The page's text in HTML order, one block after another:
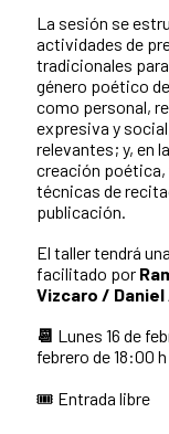
La sesión se
actividades de
tradicionales
género poético
como personal,
expresiva y
relevantes; y, en
creación
técnicas de
publicación.
El taller tendrá
facilitado por
Vizcaro / Daniel
📆 Lunes 16 de
febrero de 18:00
🎟️ Entrada libre